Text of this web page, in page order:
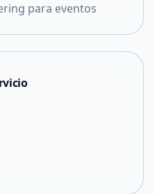
para eventos